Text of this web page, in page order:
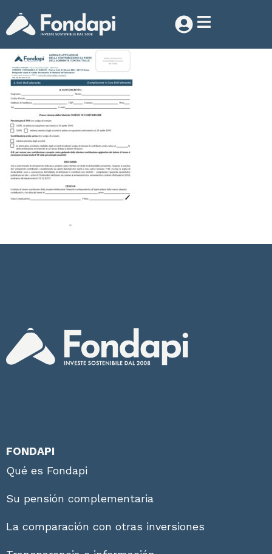
FONDAPI
Qué es Fondapi
Su pensión complementaria
La comparación con otras inversiones